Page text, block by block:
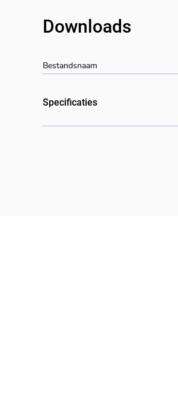
Bestandsnaam
Downloads
Specificaties